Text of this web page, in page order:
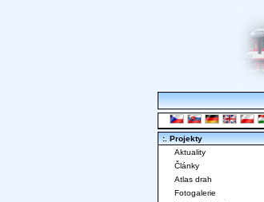
:. Projekty
Aktuality
Články
Atlas drah
Fotogalerie